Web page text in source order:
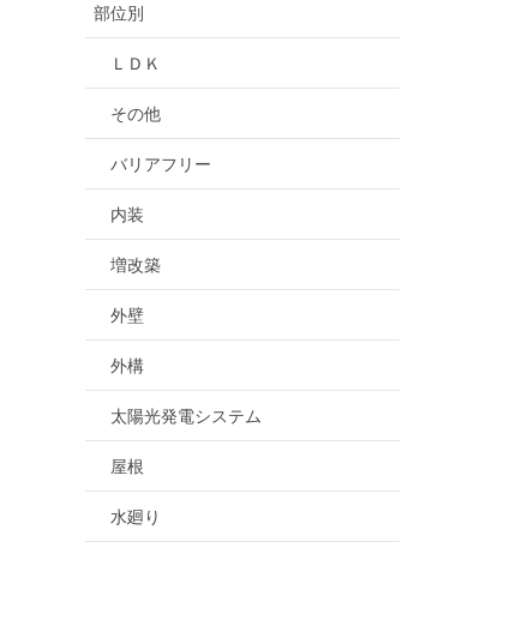
部位別
ＬＤＫ
その他
バリアフリー
内装
増改築
外壁
外構
太陽光発電システム
屋根
水廻り